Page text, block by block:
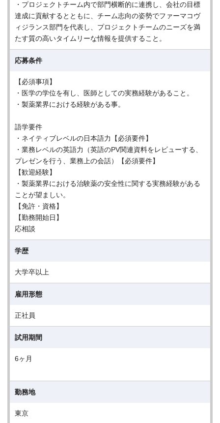
・プロジェクトチーム内で部門横断的に連携し、会社の目標
達成に貢献するとともに、チーム志向の姿勢でファーマコヴ
ィジランス部門を代表し、プロジェクトチームのニーズを満
たす質の高いタイムリーな情報を提供すること。
応募条件
【必須事項】
・医学の学位を有し、医師としての実務経験があること。
・製薬業界における経験がある事。
語学要件
・ネイティブレベルの日本語力【必須要件】
・業務レベルの英語力（英語のPV関連資料をレビューする、
プレゼンを行う、業務上の会話）【必須要件】
【歓迎経験】
・製薬業界における治験薬の安全性に関する実務経験がある
ことが望ましい。
【免許・資格】
【勤務開始日】
応相談
学歴
大学卒以上
雇用形態
正社員
試用期間
6ヶ月
勤務地
東京